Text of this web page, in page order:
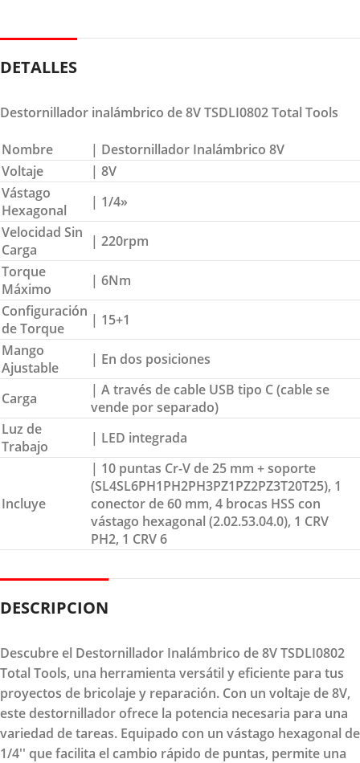
DETALLES
Destornillador inalámbrico de 8V TSDLI0802 Total Tools
Nombre
| Destornillador Inalámbrico 8V
Voltaje
| 8V
Vástago
Hexagonal
| 1/4»
Velocidad Sin
Carga
| 220rpm
Torque
Máximo
| 6Nm
Configuración
de Torque
| 15+1
Mango
Ajustable
| En dos posiciones
Carga
| A través de cable USB tipo C (cable se
vende por separado)
Luz de
Trabajo
| LED integrada
Incluye
| 10 puntas Cr-V de 25 mm + soporte
(SL4SL6PH1PH2PH3PZ1PZ2PZ3T20T25), 1
conector de 60 mm, 4 brocas HSS con
vástago hexagonal (2.02.53.04.0), 1 CRV
PH2, 1 CRV 6
DESCRIPCION
Descubre el Destornillador Inalámbrico de 8V TSDLI0802
Total Tools, una herramienta versátil y eficiente para tus
proyectos de bricolaje y reparación. Con un voltaje de 8V,
este destornillador ofrece la potencia necesaria para una
variedad de tareas. Equipado con un vástago hexagonal de
1/4'' que facilita el cambio rápido de puntas, permite una